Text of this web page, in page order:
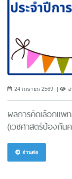
24 เมษายน 2569
ผลการคัดเลือกแพ
(เวชศาสตร์ป้องกัน
อ่านต่อ